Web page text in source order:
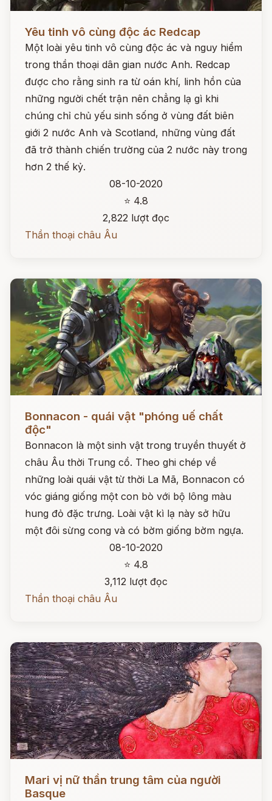
Yêu tinh vô cùng độc ác Redcap
Một loài yêu tinh vô cùng độc ác và nguy hiểm
trong thần thoại dân gian nước Anh. Redcap
được cho rằng sinh ra từ oán khí, linh hồn của
những người chết trận nên chẳng lạ gì khi
chúng chỉ chủ yếu sinh sống ở vùng đất biên
giới 2 nước Anh và Scotland, những vùng đất
đã trở thành chiến trường của 2 nước này trong
hơn 2 thế kỷ.
08-10-2020
⭐ 4.8
2,822 lượt đọc
Thần thoại châu Âu
Bonnacon - quái vật "phóng uế chất
độc"
Bonnacon là một sinh vật trong truyền thuyết ở
châu Âu thời Trung cổ. Theo ghi chép về
những loài quái vật từ thời La Mã, Bonnacon có
vóc giáng giống một con bò với bộ lông màu
hung đỏ đặc trưng. Loài vật kì lạ này sở hữu
một đôi sừng cong và có bờm giống bờm ngựa.
08-10-2020
⭐ 4.8
3,112 lượt đọc
Thần thoại châu Âu
Mari vị nữ thần trung tâm của người
Basque